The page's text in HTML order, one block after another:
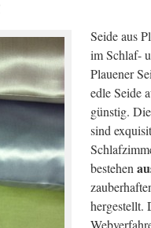
Seide aus
im Schlaf-
Plauener
edle Seide
günstig.
sind
bestehen
hergestellt.